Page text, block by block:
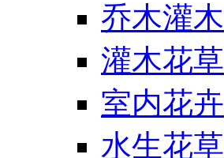
乔木灌木
灌木花草
室内花卉
水生花草